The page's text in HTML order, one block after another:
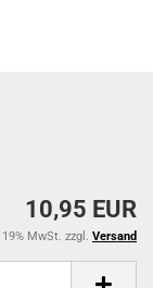
10,95 EUR
MwSt. zzgl. Versand